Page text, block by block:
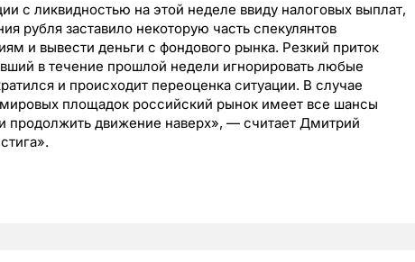
с ликвидностью на этой неделе ввиду налоговых выплат,
рубля заставило некоторую часть спекулянтов
и вывести деньги с фондового рынка. Резкий приток
в течение прошлой недели игнорировать любые
и происходит переоценка ситуации. В случае
мировых площадок российский рынок имеет все шансы
продолжить движение наверх», — считает Дмитрий